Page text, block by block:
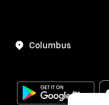
Columbus